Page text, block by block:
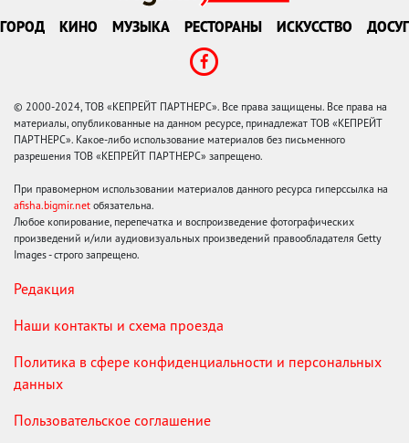
ГОРОД КИНО МУЗЫКА РЕСТОРАНЫ ИСКУССТВО ДОСУГ
© 2000-2024, ТОВ «КЕПРЕЙТ ПАРТНЕРС». Все права защищены. Все права на
материалы, опубликованные на данном ресурсе, принадлежат ТОВ «КЕПРЕЙТ
ПАРТНЕРС». Какое-либо использование материалов без письменного
разрешения ТОВ «КЕПРЕЙТ ПАРТНЕРС» запрещено.
При правомерном использовании материалов данного ресурса гиперссылка на
afisha.bigmir.net обязательна.
Любое копирование, перепечатка и воспроизведение фотографических
произведений и/или аудиовизуальных произведений правообладателя Getty
Images - строго запрещено.
Редакция
Наши контакты и схема проезда
Политика в сфере конфиденциальности и персональных
данных
Пользовательское соглашение